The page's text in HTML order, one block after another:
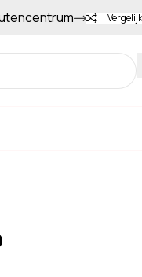
Gapers sparen voor extra